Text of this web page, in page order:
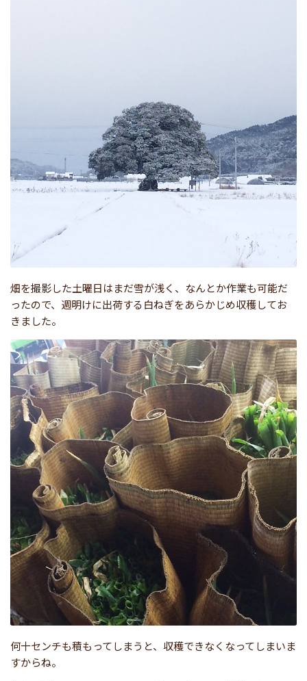
畑を撮影した土曜日はまだ雪が浅く、なんとか作業も可能だ
ったので、週明けに出荷する白ねぎをあらかじめ収穫してお
きました。
何十センチも積もってしまうと、収穫できなくなってしまいま
すからね。